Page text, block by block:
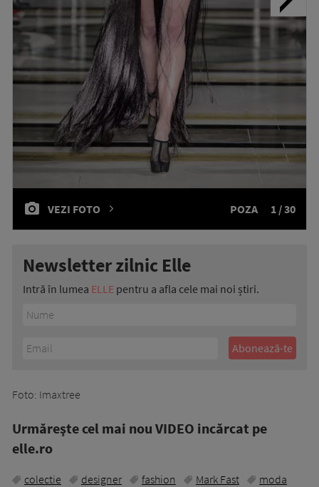
VEZI FOTO POZA 1 / 30
Newsletter zilnic Elle
Intră în lumea ELLE pentru a afla cele mai noi știri.
Foto: Imaxtree
Urmăreşte cel mai nou VIDEO incărcat pe
elle.ro
colectie designer fashion Mark Fast moda